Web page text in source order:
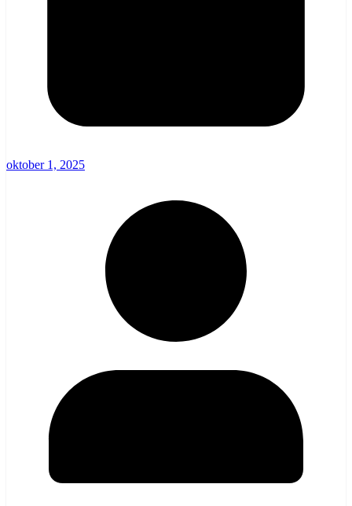
oktober 1, 2025